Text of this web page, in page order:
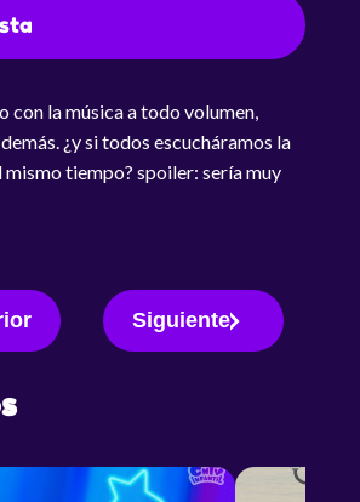
con la música a todo volumen,
¿y si todos escucháramos la
tiempo? spoiler: sería muy
Siguiente